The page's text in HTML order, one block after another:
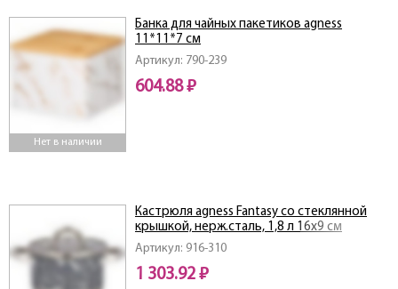
Нет в наличии
Артикул: 790-239
Банка для чайных пакетиков agness
11*11*7 см
604.88 ₽
Артикул: 916-310
Кастрюля agness Fantasy со стеклянной
крышкой, нерж.сталь, 1,8 л 16х9 см
1 303.92 ₽